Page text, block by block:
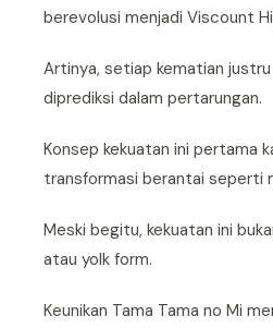
berevolusi menjadi Viscount
Artinya, setiap kematian
diprediksi dalam pertarungan.
Konsep kekuatan ini pertama
transformasi berantai seperti
Meski begitu, kekuatan ini
atau yolk form.
Keunikan Tama Tama no Mi